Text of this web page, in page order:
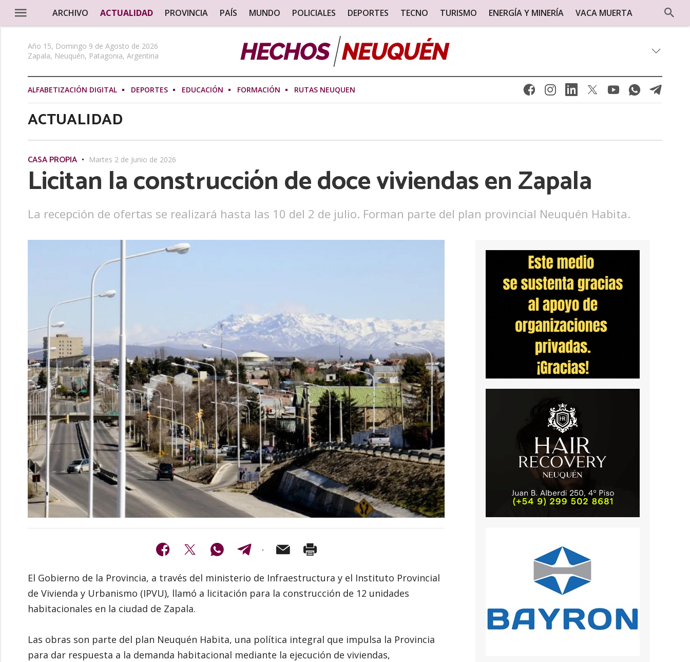
ARCHIVO ACTUALIDAD PROVINCIA PAÍS MUNDO POLICIALES DEPORTES TECNO TURISMO ENERGÍA Y MINERÍA VACA MUERTA
Año 15, Domingo 9 de Agosto de 2026
Zapala, Neuquén, Patagonia, Argentina
ALFABETIZACIÓN DIGITAL DEPORTES EDUCACIÓN FORMACIÓN RUTAS NEUQUEN
ACTUALIDAD
CASA PROPIA Martes 2 de Junio de 2026
Licitan la construcción de doce viviendas en Zapala
La recepción de ofertas se realizará hasta las 10 del 2 de julio. Forman parte del plan provincial Neuquén Habita.
El Gobierno de la Provincia, a través del ministerio de Infraestructura y el Instituto Provincial
de Vivienda y Urbanismo (IPVU), llamó a licitación para la construcción de 12 unidades
habitacionales en la ciudad de Zapala.
Las obras son parte del plan Neuquén Habita, una política integral que impulsa la Provincia
para dar respuesta a la demanda habitacional mediante la ejecución de viviendas,